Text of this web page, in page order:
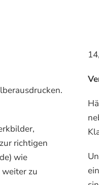
richtigen
wie
zu